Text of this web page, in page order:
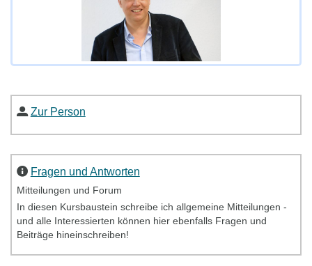
Zur Person
Fragen und Antworten
Mitteilungen und Forum
In diesen Kursbaustein schreibe ich allgemeine Mitteilungen -
und alle Interessierten können hier ebenfalls Fragen und
Beiträge hineinschreiben!